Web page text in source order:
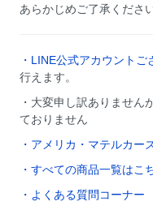
あらかじめご了承くださ
・LINE公式アカウントご
行えます。
・大変申し訳ありません
ておりません
・アメリカ・マテルカー
・すべての商品一覧はこ
・よくある質問コーナー